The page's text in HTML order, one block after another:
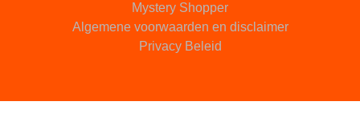
Mystery Shopper
Algemene voorwaarden en disclaimer
Privacy Beleid